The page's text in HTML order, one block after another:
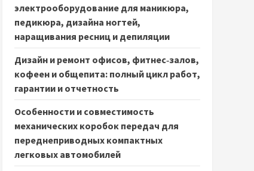
электрооборудование для маникюра,
педикюра, дизайна ногтей,
наращивания ресниц и депиляции
Дизайн и ремонт офисов, фитнес‑залов,
кофеен и общепита: полный цикл работ,
гарантии и отчетность
Особенности и совместимость
механических коробок передач для
переднеприводных компактных
легковых автомобилей